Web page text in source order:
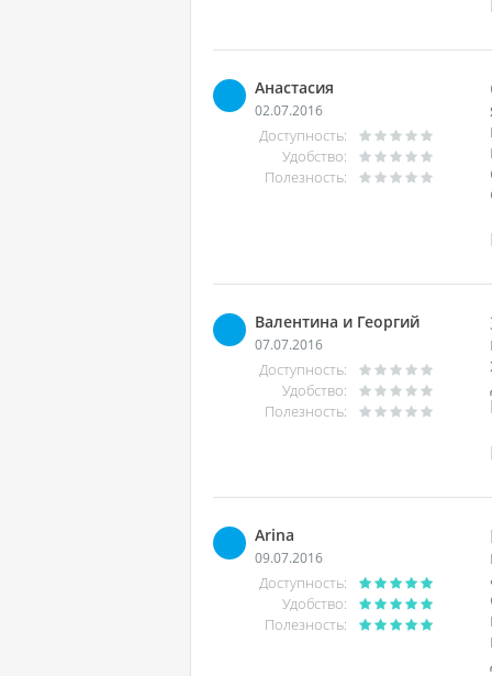
Анастасия
02.07.2016
Доступность:
Удобство:
Полезность:
Валентина и Георгий
07.07.2016
Доступность:
Удобство:
Полезность:
Arina
09.07.2016
Доступность:
Удобство:
Полезность: